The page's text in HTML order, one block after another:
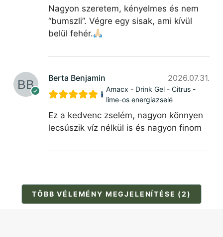
Nagyon szeretem, kényelmes és nem
“bumszli”. Végre egy sisak, ami kívül
belül fehér.
Berta Benjamin 2026.07.31.
Amacx - Drink Gel - Citrus -
lime-os energiazselé
Ez a kedvenc zselém, nagyon könnyen
lecsúszik víz nélkül is és nagyon finom
TÖBB VÉLEMÉNY MEGJELENÍTÉSE (2)